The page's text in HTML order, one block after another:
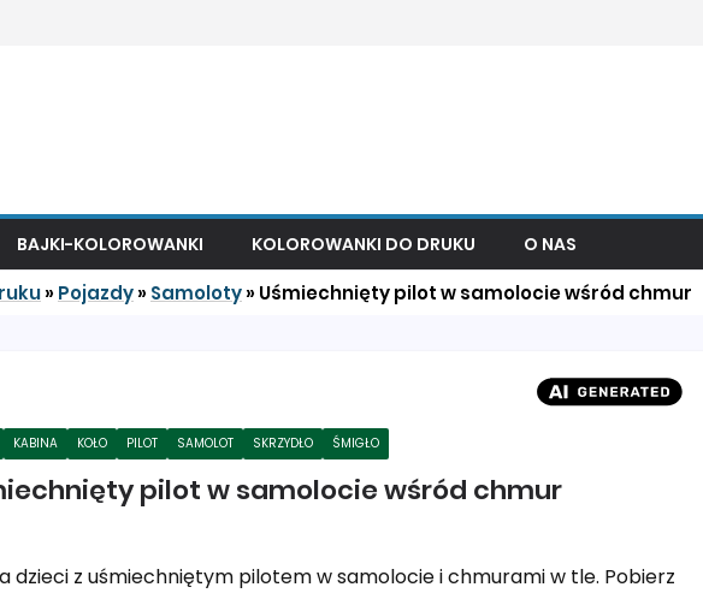
BAJKI-KOLOROWANKI KOLOROWANKI DO DRUKU O NAS
» Pojazdy» Samoloty» Uśmiechnięty pilot w samolocie wśród chmur
KABINA KOŁO PILOT SAMOLOT SKRZYDŁO ŚMIGŁO
pilot w samolocie wśród chmur
dzieci z uśmiechniętym pilotem w samolocie i chmurami w tle. Pobierz